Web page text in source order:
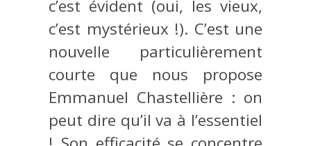
c’est évident (oui, les vieux,
c’est mystérieux !). C’est une
nouvelle particulièrement
courte que nous propose
Emmanuel Chastellière : on
peut dire qu’il va à l’essentiel